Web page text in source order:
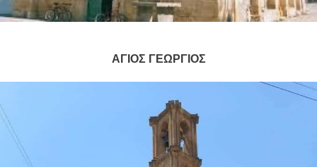
ΑΓΙΟΣ ΓΕΩΡΓΙΟΣ